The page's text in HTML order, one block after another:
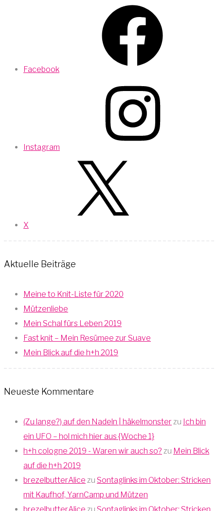
Facebook
Instagram
X
Aktuelle Beiträge
Meine to Knit-Liste für 2020
Mützenliebe
Mein Schal fürs Leben 2019
Fast knit – Mein Resümee zur Suave
Mein Blick auf die h+h 2019
Neueste Kommentare
(Zu lange?) auf den Nadeln | häkelmonster zu Ich bin
ein UFO – hol mich hier aus {Woche 1}
h+h cologne 2019 - Waren wir auch so? zu Mein Blick
auf die h+h 2019
brezelbutterAlice zu Sontaglinks im Oktober: Stricken
mit Kaufhof, YarnCamp und Mützen